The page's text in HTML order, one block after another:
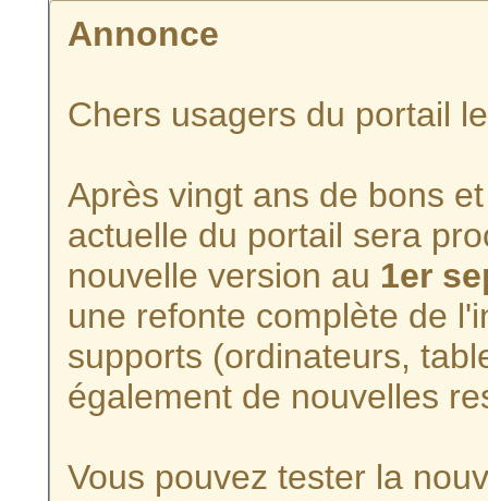
Annonce
Chers usagers du portail
Après vingt ans de bons
actuelle du portail sera
nouvelle version au 1er
une refonte complète de
supports (ordinateurs,
également de nouvelles
Vous pouvez tester la